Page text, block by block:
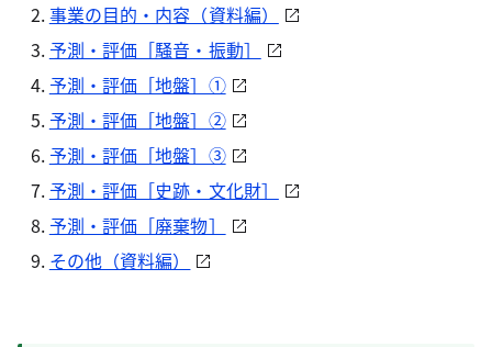
事業の目的・内容（資料編）
予測・評価［騒音・振動］
予測・評価［地盤］①
予測・評価［地盤］②
予測・評価［地盤］③
予測・評価［史跡・文化財］
予測・評価［廃棄物］
その他（資料編）